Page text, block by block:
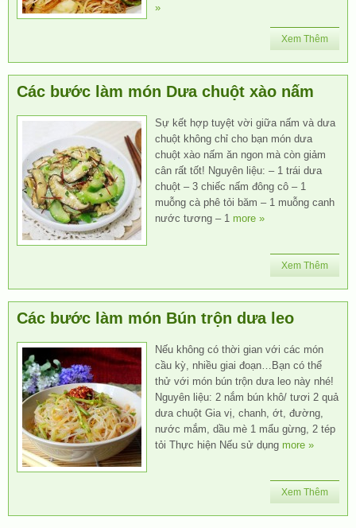
»
Xem Thêm
Các bước làm món Dưa chuột xào nấm
Sự kết hợp tuyệt vời giữa nấm và dưa
chuột không chỉ cho bạn món dưa
chuột xào nấm ăn ngon mà còn giảm
cân rất tốt! Nguyên liệu: – 1 trái dưa
chuột – 3 chiếc nấm đông cô – 1
muỗng cà phê tỏi băm – 1 muỗng canh
nước tương – 1 more »
Xem Thêm
Các bước làm món Bún trộn dưa leo
Nếu không có thời gian với các món
cầu kỳ, nhiều giai đoạn…Bạn có thể
thử với món bún trộn dưa leo này nhé!
Nguyên liệu: 2 nắm bún khô/ tươi 2 quả
dưa chuột Gia vị, chanh, ớt, đường,
nước mắm, dầu mè 1 mẩu gừng, 2 tép
tỏi Thực hiện Nếu sử dụng more »
Xem Thêm